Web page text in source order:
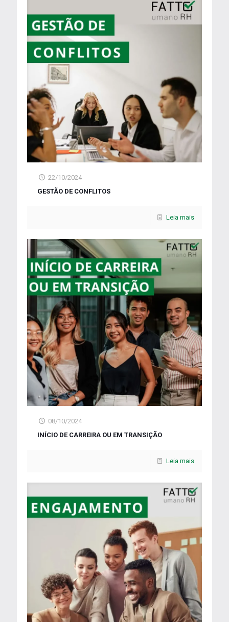
22/10/2024
GESTÃO DE CONFLITOS
Leia mais
08/10/2024
INÍCIO DE CARREIRA OU EM TRANSIÇÃO
Leia mais